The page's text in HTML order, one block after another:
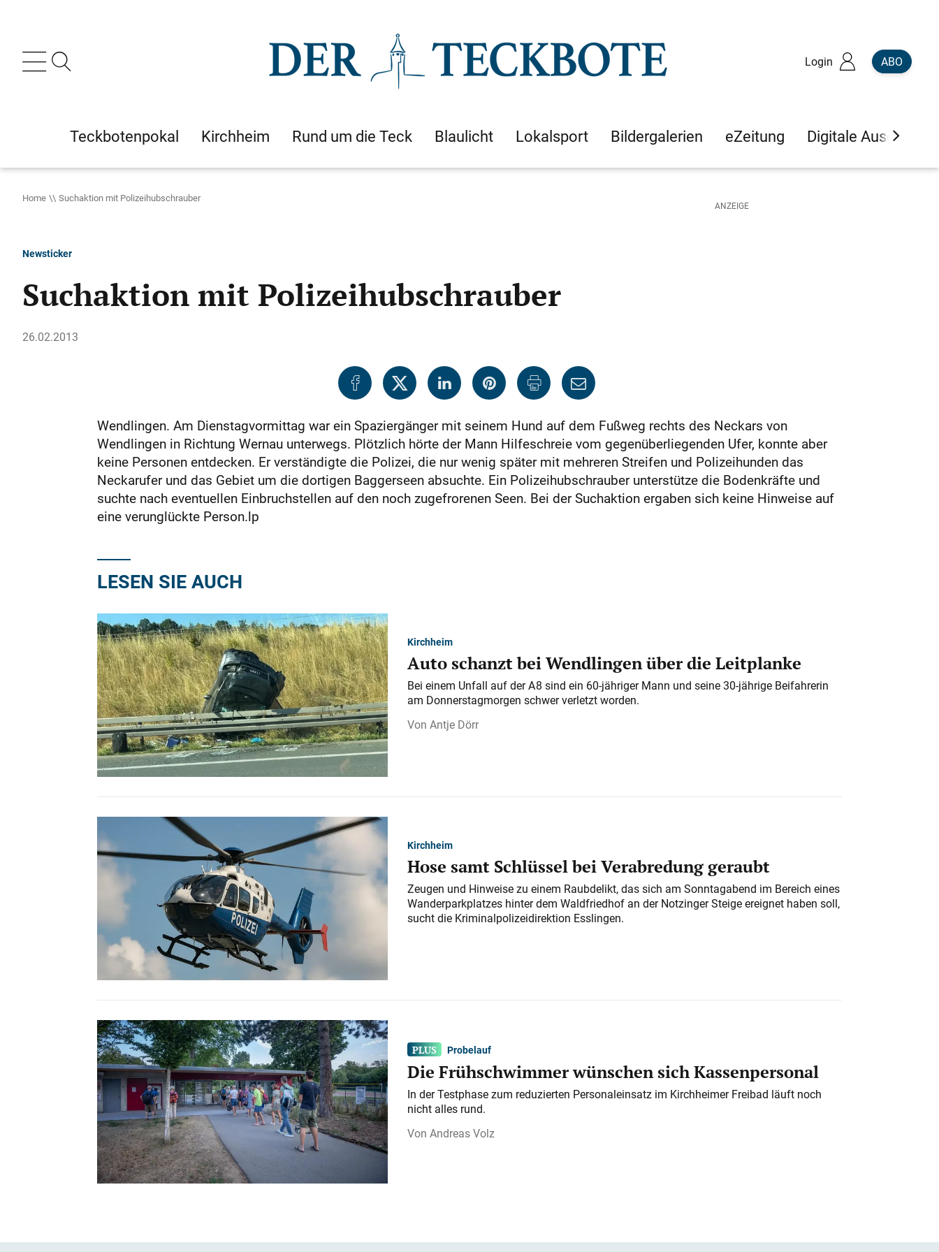
Login ABO
Teckbotenpokal Kirchheim Rund um die Teck Blaulicht Lokalsport Bildergalerien eZeitung Digitale Ausgaben
Home Suchaktion mit Polizeihubschrauber
Newsticker
Suchaktion mit Polizeihubschrauber
26.02.2013
Wendlingen. Am Dienstagvormittag war ein Spaziergänger mit seinem Hund auf dem Fußweg rechts des Neckars von
Wendlingen in Richtung Wernau unterwegs. Plötzlich hörte der Mann Hilfeschreie vom gegenüberliegenden Ufer, konnte aber
keine Personen entdecken. Er verständigte die Polizei, die nur wenig später mit mehreren Streifen und Polizeihunden das
Neckarufer und das Gebiet um die dortigen Baggerseen absuchte. Ein Polizeihubschrauber unterstütze die Bodenkräfte und
suchte nach eventuellen Einbruchstellen auf den noch zugefrorenen Seen. Bei der Suchaktion ergaben sich keine Hinweise auf
eine verunglückte Person.lp
LESEN SIE AUCH
Kirchheim
Auto schanzt bei Wendlingen über die Leitplanke
Bei einem Unfall auf der A 8 sind ein 60-jähriger Mann und seine 30-jährige Beifahrerin
am Donnerstagmorgen schwer verletzt worden.
Antje Dörr
Kirchheim
Hose samt Schlüssel bei Verabredung geraubt
Zeugen und Hinweise zu einem Raubdelikt, das sich am Sonntagabend im Bereich eines
Wanderparkplatzes hinter dem Waldfriedhof an der Notzinger Steige ereignet haben soll,
sucht die Kriminalpolizeidirektion Esslingen.
Probelauf
Die Frühschwimmer wünschen sich Kassenpersonal
In der Testphase zum reduzierten Personaleinsatz im Kirchheimer Freibad läuft noch
nicht alles rund.
Andreas Volz